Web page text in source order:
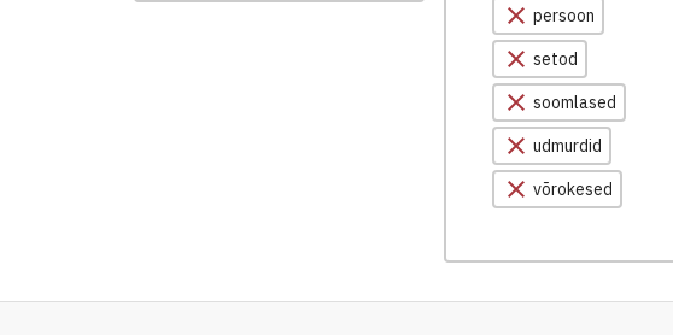
persoon
setod
soomlased
udmurdid
võrokesed